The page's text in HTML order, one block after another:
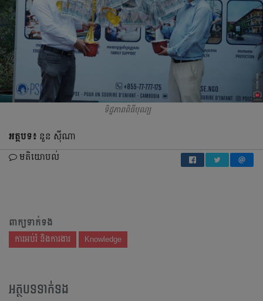
ទិដ្ឋភាពពិធីបុណ្យ
អត្ថបទ៖ នួន ស៊ីណា​
មតិយោបល់
ពាក្យទាក់ទង
ការអប់រំ និងការងារ Knowledge
អត្ថបទទាក់ទង